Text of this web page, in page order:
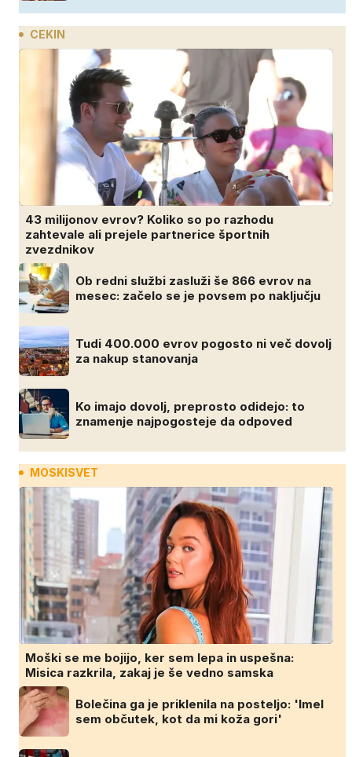
CEKIN
43 milijonov evrov? Koliko so po razhodu
zahtevale ali prejele partnerice športnih
zvezdnikov
Ob redni službi zasluži še 866 evrov na
mesec: začelo se je povsem po naključju
Tudi 400.000 evrov pogosto ni več dovolj
za nakup stanovanja
Ko imajo dovolj, preprosto odidejo: to
znamenje najpogosteje da odpoved
MOSKISVET
Moški se me bojijo, ker sem lepa in uspešna:
Misica razkrila, zakaj je še vedno samska
Bolečina ga je priklenila na posteljo: 'Imel
sem občutek, kot da mi koža gori'